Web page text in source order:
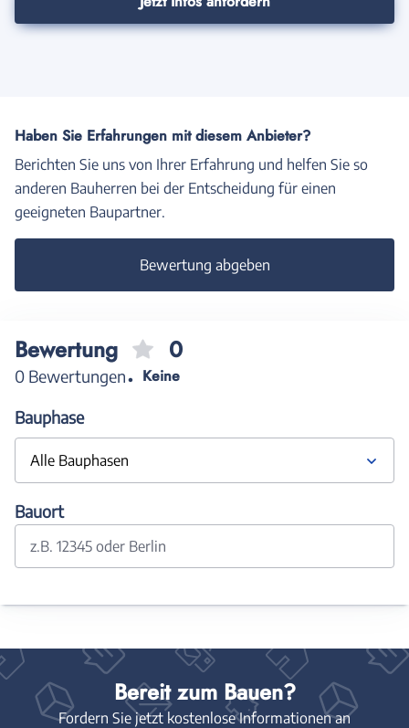
Haben Sie Erfahrungen mit diesem Anbieter?
Berichten Sie uns von Ihrer Erfahrung und helfen Sie so
anderen Bauherren bei der Entscheidung für einen
geeigneten Baupartner.
Bewertung abgeben
Bewertung 0
0 Bewertungen
Keine
Bauphase
Alle Bauphasen
Bauort
z.B. 12345 oder Berlin
Bereit zum Bauen?
Fordern Sie jetzt kostenlose Informationen an